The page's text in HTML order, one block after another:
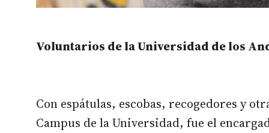
Voluntarios de la Universidad de los
Con espátulas, escobas, recogedores y
Campus de la Universidad, fue el